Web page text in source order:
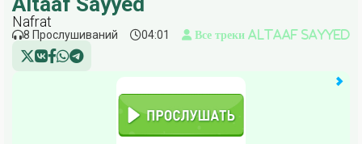
Nafrat
8 Прослушиваний 04:01 Все треки Altaaf Sayyed